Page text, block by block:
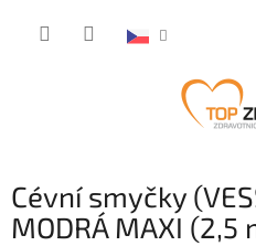
Cévní smyčky
MODRÁ MAXI (2,5